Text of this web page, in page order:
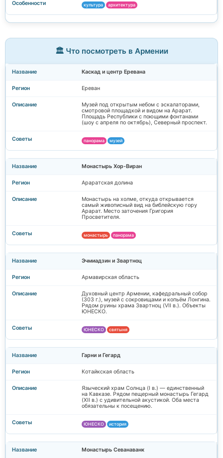
культура архитектура
🏛️ Что посмотреть в Армении
Каскад и центр Еревана
Ереван
Музей под открытым небом с эскалаторами,
смотровой площадкой и видом на Арарат.
Площадь Республики с поющими фонтанами
(шоу с апреля по октябрь), Северный проспект.
панорама музей
Монастырь Хор-Виран
Араратская долина
Монастырь на холме, откуда открывается
самый живописный вид на библейскую гору
Арарат. Место заточения Григория
Просветителя.
монастырь панорама
Эчмиадзин и Звартноц
Армавирская область
Духовный центр Армении, кафедральный собор
(303 г.), музей с сокровищами и копьём Лонгина.
Рядом руины храма Звартноц (VII в.). Объекты
ЮНЕСКО.
ЮНЕСКО святыня
Гарни и Гегард
Котайкская область
Языческий храм Солнца (I в.) — единственный
на Кавказе. Рядом пещерный монастырь Гегард
(XII в.) с удивительной акустикой. Оба места
обязательны к посещению.
ЮНЕСКО история
Монастырь Севанаванк